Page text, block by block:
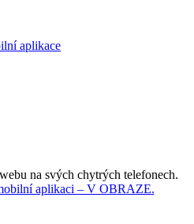
na svých chytrých telefonech.
aplikaci – V OBRAZE.